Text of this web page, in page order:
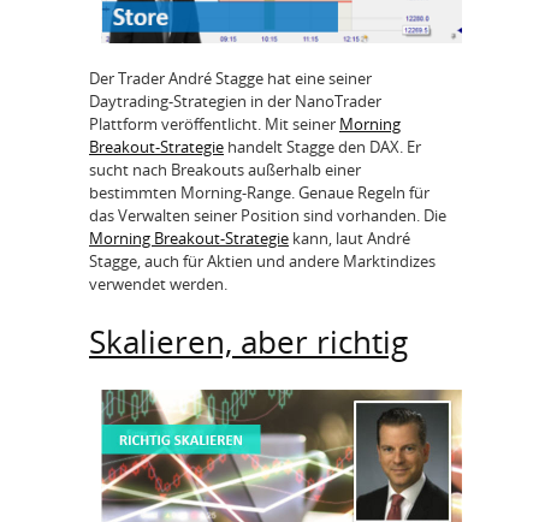
Der Trader André Stagge hat eine seiner
Daytrading-Strategien in der NanoTrader
Plattform veröffentlicht. Mit seiner Morning
Breakout-Strategie handelt Stagge den DAX. Er
sucht nach Breakouts außerhalb einer
bestimmten Morning-Range. Genaue Regeln für
das Verwalten seiner Position sind vorhanden. Die
Morning Breakout-Strategie kann, laut André
Stagge, auch für Aktien und andere Marktindizes
verwendet werden.
Skalieren, aber richtig